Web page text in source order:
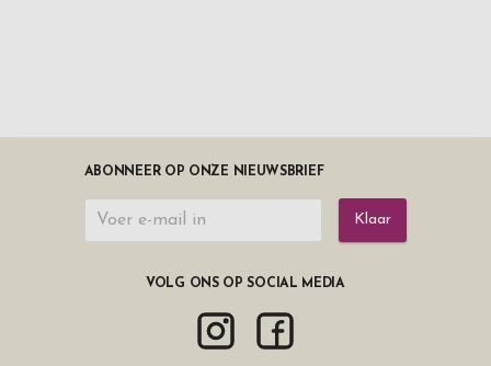
ABONNEER OP ONZE NIEUWSBRIEF
Klaar
VOLG ONS OP SOCIAL MEDIA